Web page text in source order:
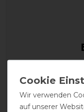
Wir verwenden
auf unserer